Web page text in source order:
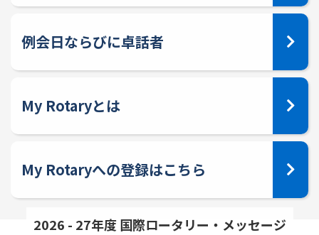
例会日ならびに卓話者
My Rotaryとは
My Rotaryへの登録はこちら
2026 - 27年度 国際ロータリー・メッセージ